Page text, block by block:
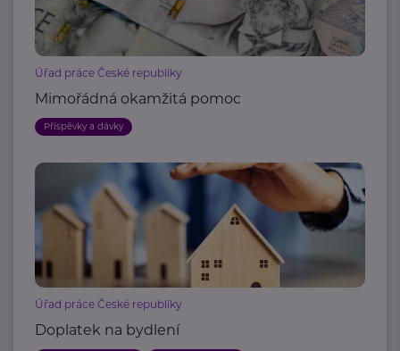
Úřad práce České republiky
Mimořádná okamžitá pomoc
Příspěvky a dávky
Úřad práce České republiky
Doplatek na bydlení